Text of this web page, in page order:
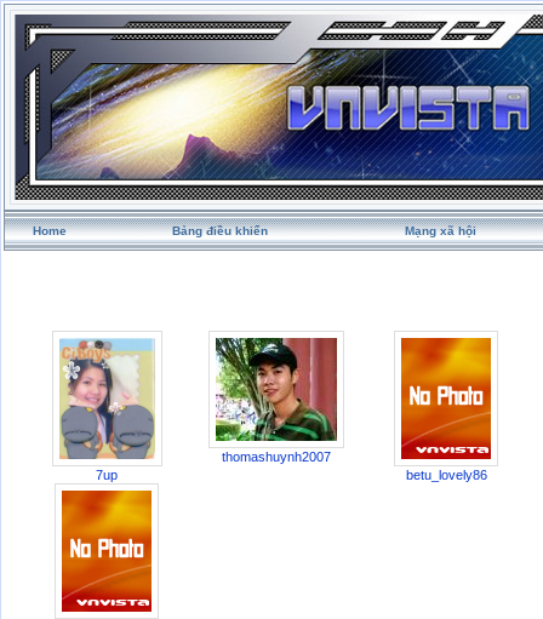
Home Bảng điều khiển Mạng xã hội
7up
thomashuynh2007
betu_lovely86